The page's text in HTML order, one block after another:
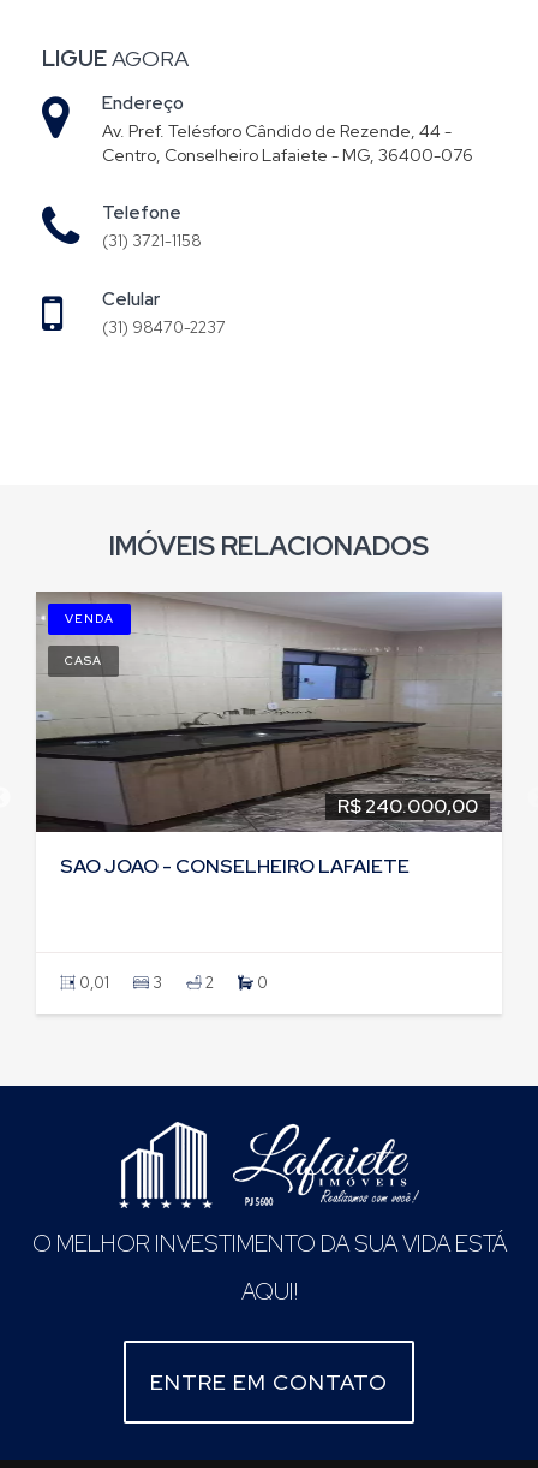
LIGUEAGORA
Endereço
Av. Pref. Telésforo Cândido de Rezende, 44 -
Centro, Conselheiro Lafaiete - MG, 36400-076
Telefone
(31) 3721-1158
Celular
(31) 98470-2237
IMÓVEIS RELACIONADOS
VENDA
CASA
R$ 240.000,00
SAO JOAO - CONSELHEIRO LAFAIETE
0,01 3 2 0
O MELHOR INVESTIMENTO DA SUA VIDA ESTÁ
AQUI!
ENTRE EM CONTATO